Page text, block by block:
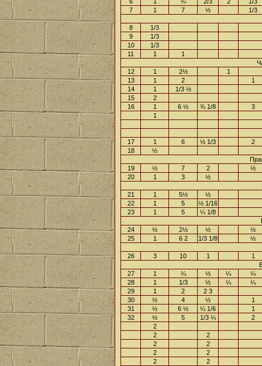
7
1 7 ½
1/3
8
1/3
9
1/3
10
1/3
11
1
1
12
1 2½
1
13
1 2
1
14
1
1/3 ½
15
2
16
1 6 ½ ¾ 1/8
3
1
17 1 6 ½ 1/3
2
18
½
19
½ 7 2
½
20
1 3
½
21
1 5½
½
22
1 5
½ 1/16
23
1 5
¼ 1/8
24
½ 2½ ½
½
25
1 6 2 1/3 1/8 ½
26 3 10 1
1
27
1 ¼ ½ ¼
¼
28
1 1/3 ½ ¼
¼
29
1 2
2 3
30
½ 4 ½
1
31
½ 6 ½ ¼ 1/6
1
32
½ 5 1/3 ¼
2
2
2
2
2
2
2
2
2
2